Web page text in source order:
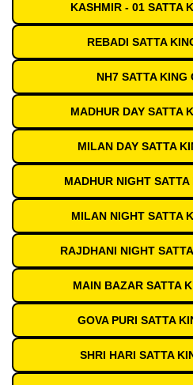
KASHMIR - 01 SATTA
REBADI SATTA
NH7 SATTA KING
MADHUR DAY SATTA
MILAN DAY SATTA
MADHUR NIGHT
MILAN NIGHT SATTA
RAJDHANI NIGHT
MAIN BAZAR SATTA
GOVA PURI SATTA
SHRI HARI SATTA